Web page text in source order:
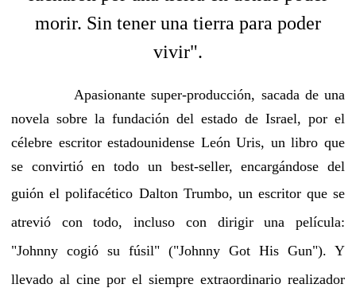
morir. Sin tener una tierra para poder
vivir".
Apasionante super-producción, sacada de una
novela sobre la fundación del estado de Israel, por el
célebre escritor estadounidense León Uris, un libro que
se convirtió en todo un best-seller, encargándose del
guión el polifacético Dalton Trumbo, un escritor que se
atrevió con todo, incluso con dirigir una película:
"Johnny cogió su fúsil" ("Johnny Got His Gun"). Y
llevado al cine por el siempre extraordinario realizador